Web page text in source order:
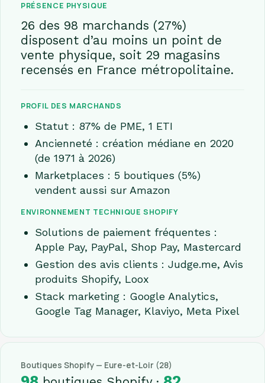
PRÉSENCE PHYSIQUE
26 des 98 marchands (27%)
disposent d’au moins un point de
vente physique, soit 29 magasins
recensés en France métropolitaine.
PROFIL DES MARCHANDS
Statut : 87% de PME, 1 ETI
Ancienneté : création médiane en 2020
(de 1971 à 2026)
Marketplaces : 5 boutiques (5%)
vendent aussi sur Amazon
ENVIRONNEMENT TECHNIQUE SHOPIFY
Solutions de paiement fréquentes :
Apple Pay, PayPal, Shop Pay, Mastercard
Gestion des avis clients : Judge.me, Avis
produits Shopify, Loox
Stack marketing : Google Analytics,
Google Tag Manager, Klaviyo, Meta Pixel
Boutiques Shopify — Eure-et-Loir (28)